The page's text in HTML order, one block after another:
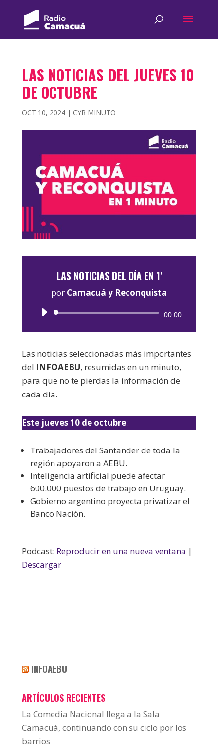
LAS NOTICIAS DEL JUEVES 10
DE OCTUBRE
OCT 10, 2024| CYR MINUTO
LAS NOTICIAS DEL DÍA EN 1'
por Camacuá y Reconquista
Reproductor
00:00
Las noticias seleccionadas más importantes
del INFOAEBU, resumidas en un minuto,
para que no te pierdas la información de
cada día.
Este jueves 10 de octubre:
Trabajadores del Santander de toda la
región apoyaron a AEBU.
Inteligencia artificial puede afectar
600.000 puestos de trabajo en Uruguay.
Gobierno argentino proyecta privatizar el
Banco Nación.
Podcast: Reproducir en una nueva ventana |
Descargar
INFOAEBU
ARTÍCULOS RECIENTES
La Comedia Nacional llega a la Sala
Camacuá, continuando con su ciclo por los
barrios